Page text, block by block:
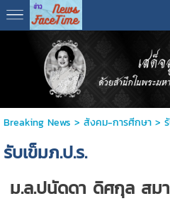
Breaking News > สังคม-การศีกษา>
รับเข็มภ.ป.ร.
ม.ล.ปนัดดา ดิศกุล สม